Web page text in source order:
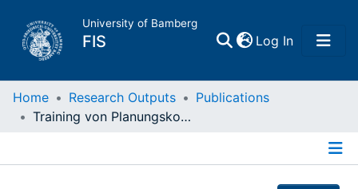
University of Bamberg
FIS Log In(current)
Home
Home Research Outputs
Publications
Training von Planungskompetenz in Organisationen